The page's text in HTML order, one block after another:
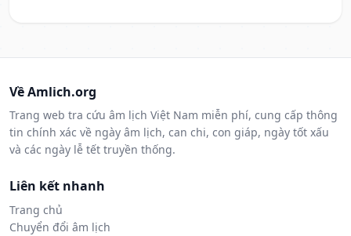
Về Amlich.org
Trang web tra cứu âm lịch Việt Nam miễn phí, cung cấp thông
tin chính xác về ngày âm lịch, can chi, con giáp, ngày tốt xấu
và các ngày lễ tết truyền thống.
Liên kết nhanh
Trang chủ
Chuyển đổi âm lịch